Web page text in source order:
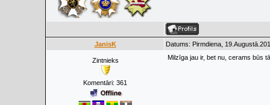
JanisK Datums: Pirmdiena,
Zintnieks
Komentāri: 361
Milzīga jau ir, bet nu, cerams būs